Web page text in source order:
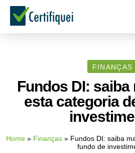
FINANÇAS
Fundos DI:
esta categoria
Home » Finanças » Fundos DI: saiba
fundo de